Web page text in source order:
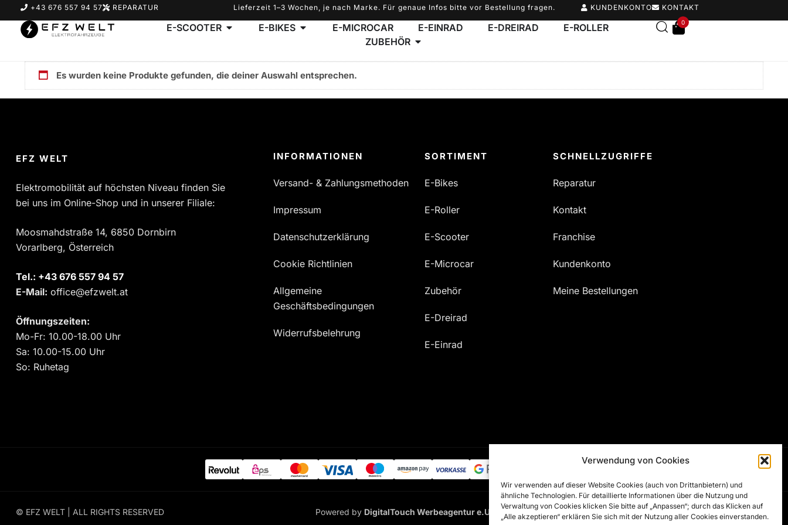
Verwendung von Cookies
Wir verwenden auf dieser Website Cookies (auch von Drittanbietern) und
ähnliche Technologien. Für detaillierte Informationen über die Nutzung und
Verwaltung von Cookies klicken Sie bitte auf „Anpassen“; durch das Klicken auf
„Alle akzeptieren“ erklären Sie sich mit der Nutzung aller Cookies einverstanden.
+43 676 557 94 57 REPARATUR Lieferzeit 1–3 Wochen, je nach Marke. Für genaue Infos bitte vor Bestellung fragen. KUNDENKONTO KONTAKT
E-SCOOTER E-BIKES E-MICROCAR E-EINRAD E-DREIRAD
E-ROLLER
ZUBEHÖR
Suchbegriff eingeben & Enter klicken
0
Es wurden keine Produkte gefunden, die deiner Auswahl entsprechen.
EFZ WELT
Elektromobilität auf höchsten Niveau finden Sie
bei uns im Online-Shop und in unserer Filiale:
Moosmahdstraße 14, 6850 Dornbirn
Vorarlberg, Österreich
Tel.: ‎+43 676 557 94 57
E-Mail: office@efzwelt.at
Öffnungszeiten:
Mo-Fr: 10.00-18.00 Uhr
Sa: 10.00-15.00 Uhr
So: Ruhetag
INFORMATIONEN
Versand- & Zahlungsmethoden
Impressum
Datenschutzerklärung
Cookie Richtlinien
Allgemeine
Geschäftsbedingungen
Widerrufsbelehrung
SORTIMENT
E-Bikes
E-Roller
E-Scooter
E-Microcar
Zubehör
E-Dreirad
E-Einrad
SCHNELLZUGRIFFE
Reparatur
Kontakt
Franchise
Kundenkonto
Meine Bestellungen
© EFZ WELT | ALL RIGHTS RESERVED Powered by DigitalTouch Werbeagentur e.U. Developed by Artsha Interactive